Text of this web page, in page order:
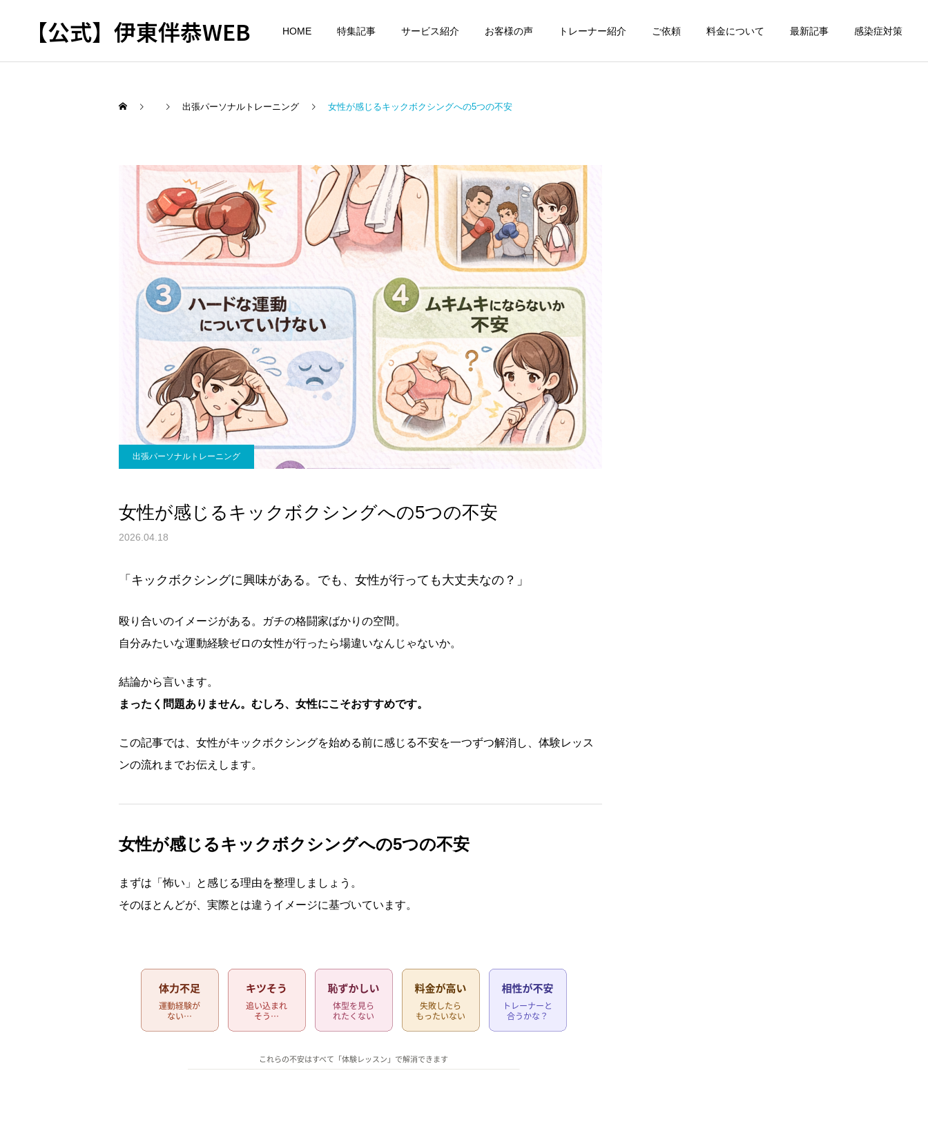
【公式】伊東伴恭WEB HOME 特集記事 サービス紹介 お客様の声 トレーナー紹介 ご依頼 料金について 最新記事 感染症対策
出張 講演 セミナー 運動・体操教室 グループレッスン
ング
キックボクシングで本当に
痩せますか？｜元日本王者
が消費カロリーと週の回数
で答えます
パーソナルトレーニ
ング
パーソナルトレーナーの選
び方｜失敗しない7つの確
認ポイントを元日本王者が
パーソナルトレーニ
ング
勝どきでキックボクシング
をマンツーマンで習えます
か？｜元日本王者が教える
中央区のパーソナル
出張パーソナルトレーニング 女性が感じるキックボクシングへの5つの不安
出張パーソナルトレーニング
女性が感じるキックボクシングへの5つの不安
2026.04.18
「キックボクシングに興味がある。でも、女性が行っても大丈夫なの？」
殴り合いのイメージがある。ガチの格闘家ばかりの空間。
自分みたいな運動経験ゼロの女性が行ったら場違いなんじゃないか。
結論から言います。
まったく問題ありません。むしろ、女性にこそおすすめです。
この記事では、女性がキックボクシングを始める前に感じる不安を一つずつ解消し、体験レッス
ンの流れまでお伝えします。
女性が感じるキックボクシングへの5つの不安
まずは「怖い」と感じる理由を整理しましょう。
そのほとんどが、実際とは違うイメージに基づいています。